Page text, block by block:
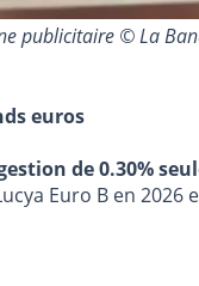
publicitaire © La
euros
de 0.30%
Euro B en 2026